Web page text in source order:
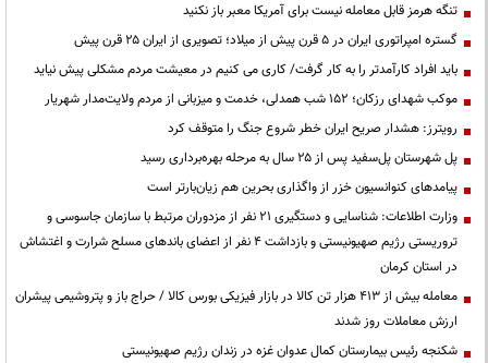
تنگه هرمز قابل معامله نیست برای آمریکا معبر باز نکنید
گستره امپراتوری ایران در ۵ قرن پیش از میلاد؛ تصویری از ایران ۲۵ قرن پیش
باید افراد کارآمدتر را به کار گرفت/ کاری می کنیم در معیشت مردم مشکلی پیش نیاید
موکب شهدای رزکان؛ ۱۵۲ شب همدلی، خدمت و میزبانی از مردم ولایت‌مدار شهریار
رویترز: هشدار صریح ایران خطر شروع جنگ را متوقف کرد
پل شهرستان پل‌سفید پس از ۲۵ سال به مرحله بهره‌برداری رسید
پیامدهای کنوانسیون خزر از واگذاری بحرین هم زیان‌بارتر است
وزارت اطلاعات: شناسایی و دستگیری ۲۱ نفر از مزدوران مرتبط با سازمان جاسوسی و
تروریستی رژیم صهیونیستی و بازداشت ۴ نفر از اعضای باندهای مسلح شرارت و اغتشاش
در استان کرمان
معامله بیش از ۴۱۳ هزار تن کالا در بازار فیزیکی بورس کالا / حراج باز و پتروشیمی پیشران
ارزش معاملات روز شدند
شکنجه رئیس بیمارستان کمال عدوان غزه در زندان رژیم صهیونیستی